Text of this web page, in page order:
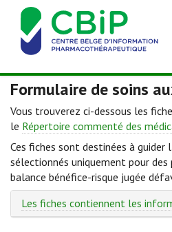
Formulaire de soins
Vous trouverez ci-dessous les
le Répertoire commenté des
Ces fiches sont destinées à
sélectionnés uniquement pour des
balance bénéfice-risque jugée
Les fiches contiennent les